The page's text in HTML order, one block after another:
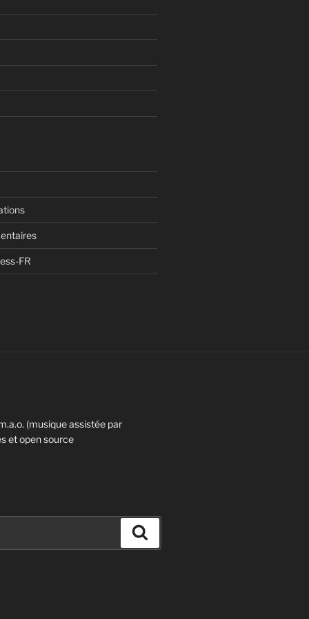
FR
(musique assistée par
et open source